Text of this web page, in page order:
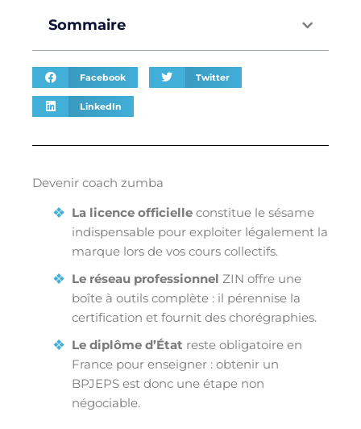
Sommaire
Facebook Twitter
LinkedIn
Devenir coach zumba
La licence officielle constitue le sésame
indispensable pour exploiter légalement la
marque lors de vos cours collectifs.
Le réseau professionnel ZIN offre une
boîte à outils complète : il pérennise la
certification et fournit des chorégraphies.
Le diplôme d’État reste obligatoire en
France pour enseigner : obtenir un
BPJEPS est donc une étape non
négociable.